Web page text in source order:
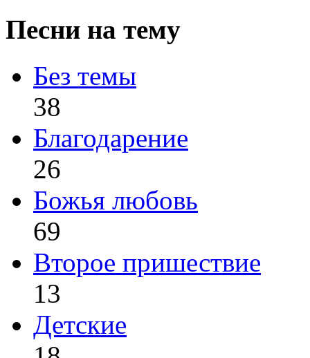
Песни на тему
Без темы
38
Благодарение
26
Божья любовь
69
Второе пришествие
13
Детские